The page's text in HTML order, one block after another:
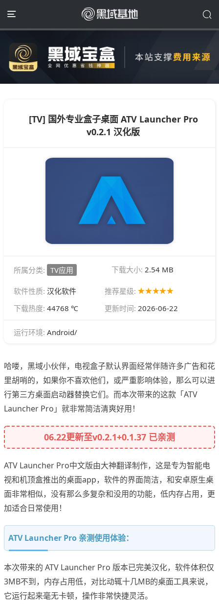
[TV] 国外专业盒子桌面 ATV Launcher Pro
v0.2.1 汉化版
所属分类: TV应用 下载大小: 2.54 MB
软件性质: 汉化软件
推荐星级:
下载热度: 44768 ℃ 更新时间: 2026-06-22
运行环境: Android/
哈喽，黑域小伙伴，电视盒子默认界面经常伴随许多广告和花
里胡哨的，如果你不喜欢他们，或严重影响体验，那么可以进
行第三方桌面启动器替换它们。而本次带来的这款「ATV
Launcher Pro」就非常简洁清爽好用！
06.22更新至v0.2.1+0.1.37 已亲测
ATV Launcher Pro中文版由大神翻译制作，这是专为智能电
视和机顶盒推出的桌面app，软件的界面简洁，和安卓原生桌
面非常相似，没有那么多复杂和没用的功能，低内存占用，更
加适合日常使用！
ATV Launcher Pro 亲测使用体验：
本次带来的 ATV Launcher Pro 版本已完美汉化，软件体积仅
3MB不到，内存占用低，对比动辄十几MB的桌面工具来说，
它运行起来毫无卡顿，操作非常快捷灵活。